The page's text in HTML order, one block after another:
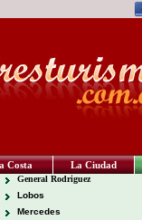
Costa La Ciudad
General Rodriguez
Lobos
Mercedes